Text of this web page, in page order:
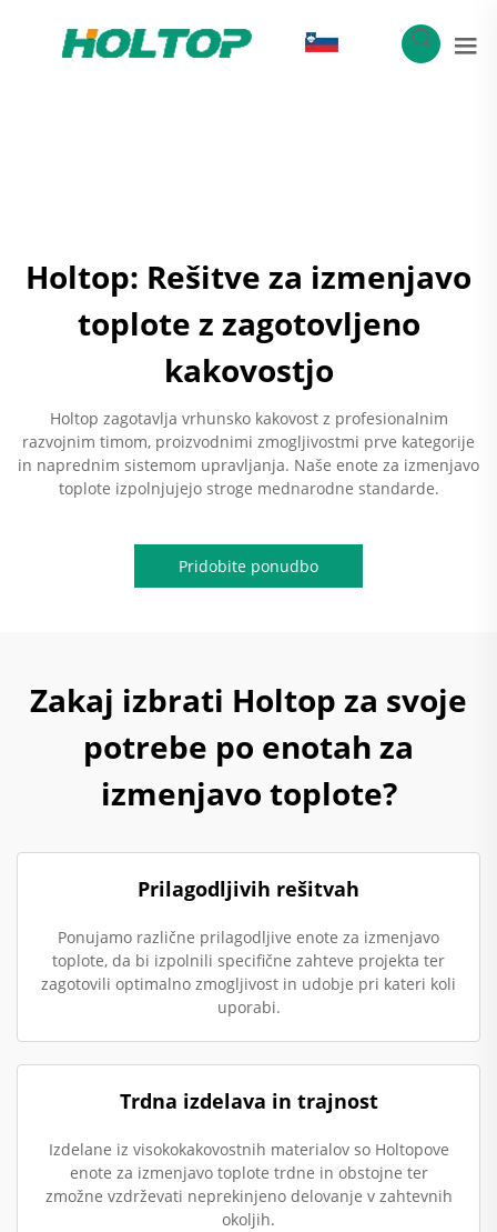
Holtop: Rešitve za izmenjavo
toplote z zagotovljeno
kakovostjo
Holtop zagotavlja vrhunsko kakovost z profesionalnim
razvojnim timom, proizvodnimi zmogljivostmi prve kategorije
in naprednim sistemom upravljanja. Naše enote za izmenjavo
toplote izpolnjujejo stroge mednarodne standarde.
Pridobite ponudbo
Zakaj izbrati Holtop za svoje
potrebe po enotah za
izmenjavo toplote?
Prilagodljivih rešitvah
Ponujamo različne prilagodljive enote za izmenjavo
toplote, da bi izpolnili specifične zahteve projekta ter
zagotovili optimalno zmogljivost in udobje pri kateri koli
uporabi.
Trdna izdelava in trajnost
Izdelane iz visokokakovostnih materialov so Holtopove
enote za izmenjavo toplote trdne in obstojne ter
zmožne vzdrževati neprekinjeno delovanje v zahtevnih
okoljih.